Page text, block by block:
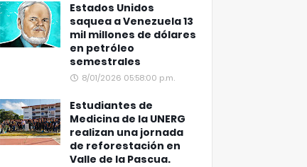
Estados Unidos
saquea a Venezuela 13
mil millones de dólares
en petróleo
semestrales
8/01/2026 05:58:00 p.m.
Estudiantes de
Medicina de la UNERG
realizan una jornada
de reforestación en
Valle de la Pascua.